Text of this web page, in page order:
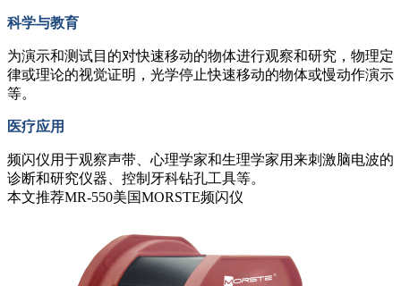
科学与教育
为演示和测试目的对快速移动的物体进行观察和研究，物理定
律或理论的视觉证明，光学停止快速移动的物体或慢动作演示
等。
医疗应用
频闪仪用于观察声带、心理学家和生理学家用来刺激脑电波的
诊断和研究仪器、控制牙科钻孔工具等。
本文推荐MR-550美国MORSTE频闪仪